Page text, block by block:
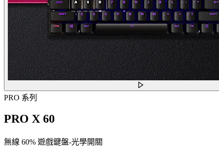
PRO 系列
PRO X 60
無線 60% 遊戲鍵盤-光學開關